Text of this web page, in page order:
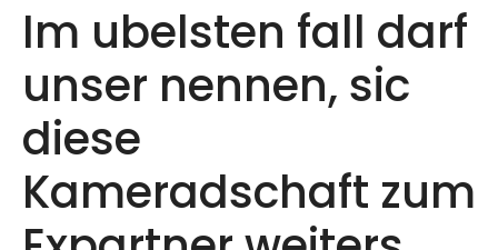
Im ubelsten fall darf
unser nennen, sic
diese
Kameradschaft zum